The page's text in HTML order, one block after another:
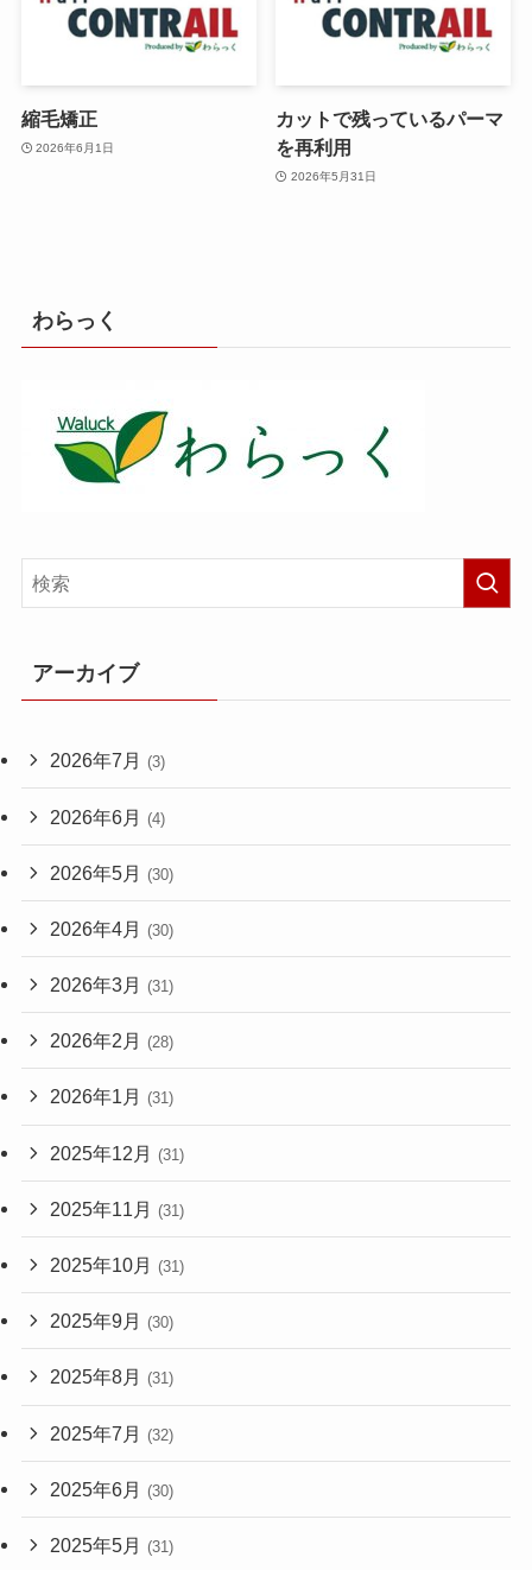
縮毛矯正
2026年6月1日
カットで残っているパーマ
を再利用
2026年5月31日
わらっく
アーカイブ
2026年7月 (3)
2026年6月 (4)
2026年5月 (30)
2026年4月 (30)
2026年3月 (31)
2026年2月 (28)
2026年1月 (31)
2025年12月 (31)
2025年11月 (31)
2025年10月 (31)
2025年9月 (30)
2025年8月 (31)
2025年7月 (32)
2025年6月 (30)
2025年5月 (31)